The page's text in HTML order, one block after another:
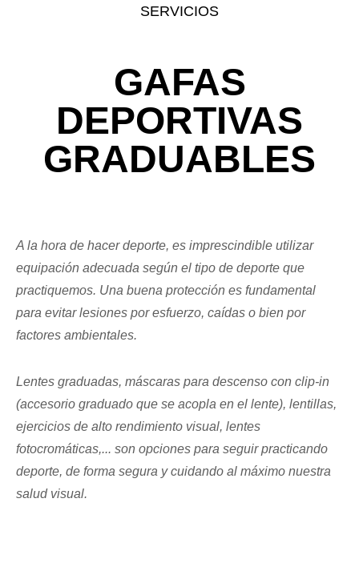
SERVICIOS
GAFAS
DEPORTIVAS
GRADUABLES
A la hora de hacer deporte, es imprescindible utilizar
equipación adecuada según el tipo de deporte que
practiquemos. Una buena protección es fundamental
para evitar lesiones por esfuerzo, caídas o bien por
factores ambientales.
Lentes graduadas, máscaras para descenso con clip-in
(accesorio graduado que se acopla en el lente), lentillas,
ejercicios de alto rendimiento visual, lentes
fotocromáticas,... son opciones para seguir practicando
deporte, de forma segura y cuidando al máximo nuestra
salud visual.